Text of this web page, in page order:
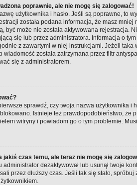
poprawnie, ale nie mogę się zalogować!
użytkownika i hasło. Jeśli są poprawne, to
została podana informacja, że masz
być może nie została aktywowana
się lub przez administratora. Informacja o
z zawartymi w niej instrukcjami. Jeżeli taka
wiadomość została zatrzymana przez filtr
się z administratorem.
sprawdź, czy twoja nazwa użytkownika i
Istnieje też prawdopodobieństwo, że
witryny i powiadom go o tym problemie.
jakiś czas temu, ale teraz nie mogę się
dezaktywował lub usunął twoje
przez dłuższy czas. Jeśli tak się stało,